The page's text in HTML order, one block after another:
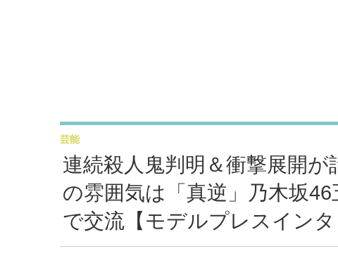
連続殺人鬼判明＆衝撃展開
の雰囲気は「真逆」乃木坂
で交流【モデルプレスインタ
芸能